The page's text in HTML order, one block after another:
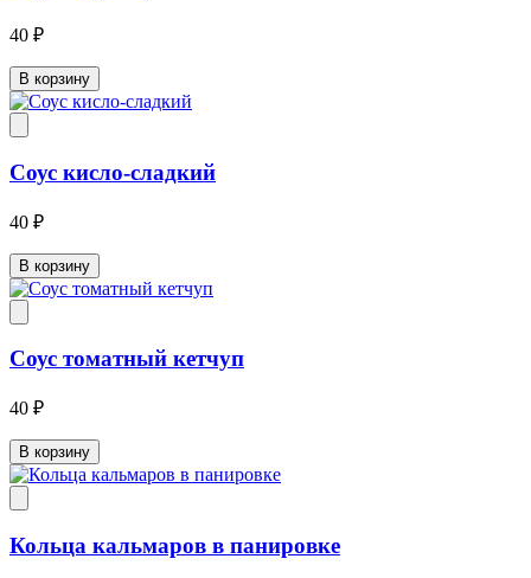
40 ₽
В корзину
Соус кисло-сладкий
40 ₽
В корзину
Соус томатный кетчуп
40 ₽
В корзину
Кольца кальмаров в панировке